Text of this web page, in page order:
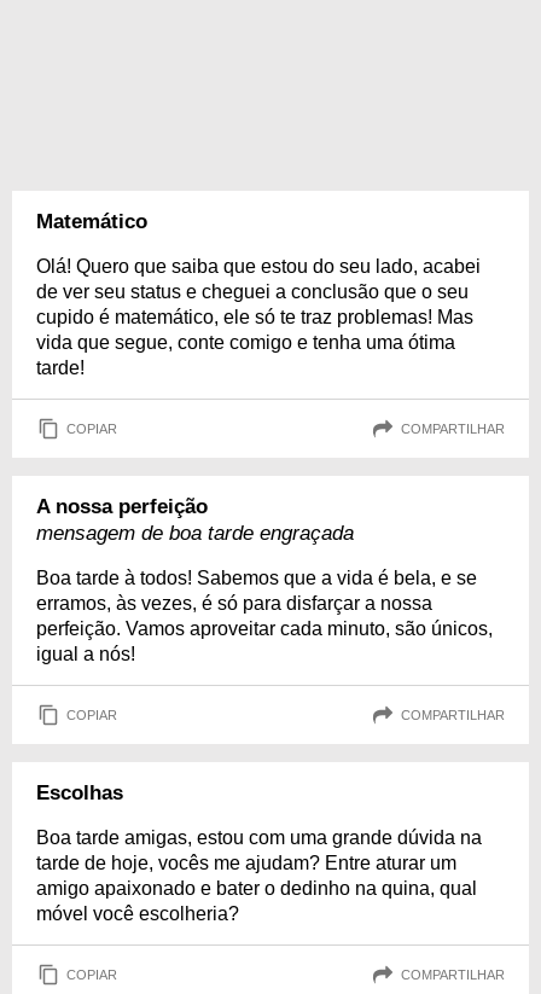
Matemático
Olá! Quero que saiba que estou do seu lado, acabei
de ver seu status e cheguei a conclusão que o seu
cupido é matemático, ele só te traz problemas! Mas
vida que segue, conte comigo e tenha uma ótima
tarde!
COPIAR COMPARTILHAR
A nossa perfeição
mensagem de boa tarde engraçada
Boa tarde à todos! Sabemos que a vida é bela, e se
erramos, às vezes, é só para disfarçar a nossa
perfeição. Vamos aproveitar cada minuto, são únicos,
igual a nós!
COPIAR COMPARTILHAR
Escolhas
Boa tarde amigas, estou com uma grande dúvida na
tarde de hoje, vocês me ajudam? Entre aturar um
amigo apaixonado e bater o dedinho na quina, qual
móvel você escolheria?
COPIAR COMPARTILHAR